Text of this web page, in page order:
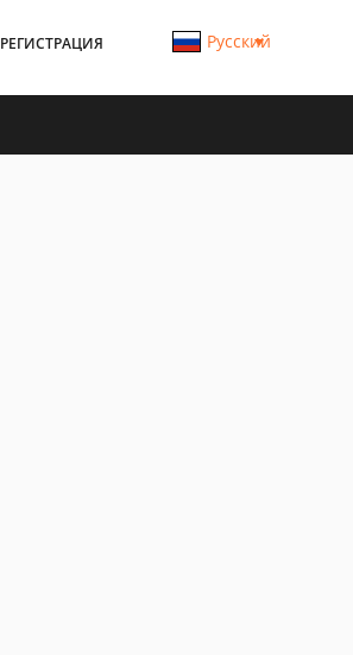
РЕГИСТРАЦИЯ Русский